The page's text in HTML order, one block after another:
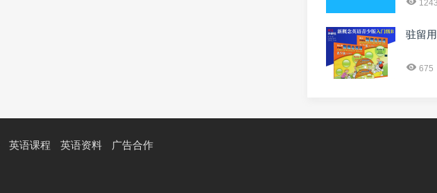
1243
驻留
675
英语课程 英语资料 广告合作